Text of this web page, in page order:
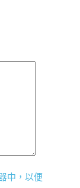
中，以便